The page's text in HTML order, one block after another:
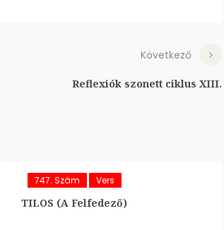
Következő
Reflexiók szonett ciklus XIII.
747. Szám Vers
TILOS (A Felfedező)